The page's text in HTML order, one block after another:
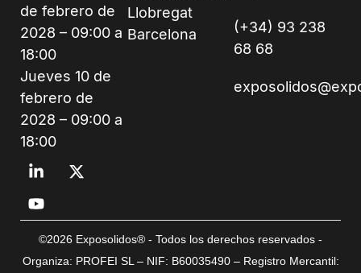
de febrero de
2028 – 09:00 a
18:00
Jueves 10 de
febrero de
2028 – 09:00 a
18:00
Llobregat
Barcelona
(+34) 93 238
68 68
©2026 Exposolidos® - Todos los derechos reservados -
Organiza: PROFEI SL – NIF: B60035490 – Registro Mercantil: